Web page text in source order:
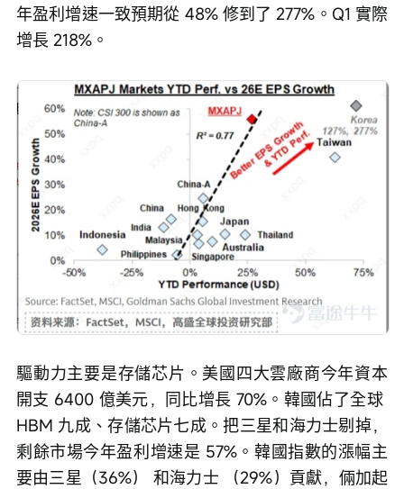
年盈利增速一致預期從 48% 修到了 277%。Q1 實際
增長 218%。
驅動力主要是存儲芯片。美國四大雲廠商今年資本
開支 6400 億美元，同比增長 70%。韓國佔了全球
HBM 九成、存儲芯片七成。把三星和海力士剔掉，
剩餘市場今年盈利增速是 57%。韓國指數的漲幅主
要由三星（36%） 和海力士 （29%）貢獻，倆加起